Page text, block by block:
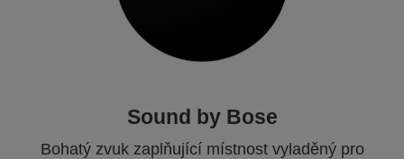
Sound by Bose
Bohatý zvuk zaplňující místnost vyladěný pro